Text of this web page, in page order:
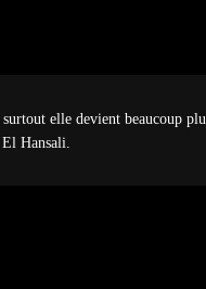
elle devient beaucoup
Hansali.